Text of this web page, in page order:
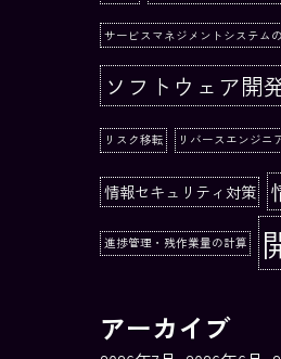
サービスマネジメントシステム
ソフトウェア開
リスク移転 リバースエンジニ
情報セキュリティ対策
進捗管理・残作業量の計算
アーカイブ